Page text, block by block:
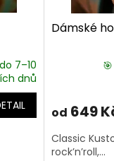
7–10
dnů
Dámské
od 649
Classic
rock’n’roll,...